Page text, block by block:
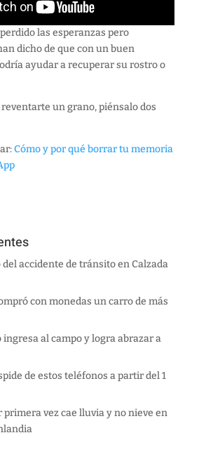
las esperanzas pero
dicho de que con un buen
ayudar a recuperar su rostro o
un grano, piénsalo dos
Cómo y por qué borrar tu memoria
accidente de tránsito en Calzada
con monedas un carro de más
al campo y logra abrazar a
de estos teléfonos a partir del 1
primera vez cae lluvia y no nieve en